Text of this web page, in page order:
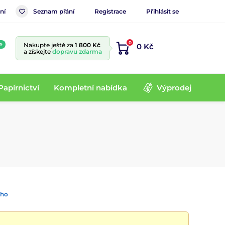
Seznam přání Registrace Přihlásit se
Nakupte ještě za 1 800 Kč
a získejte dopravu zdarma
0 0 Kč
Kompletní nabídka Výprodej